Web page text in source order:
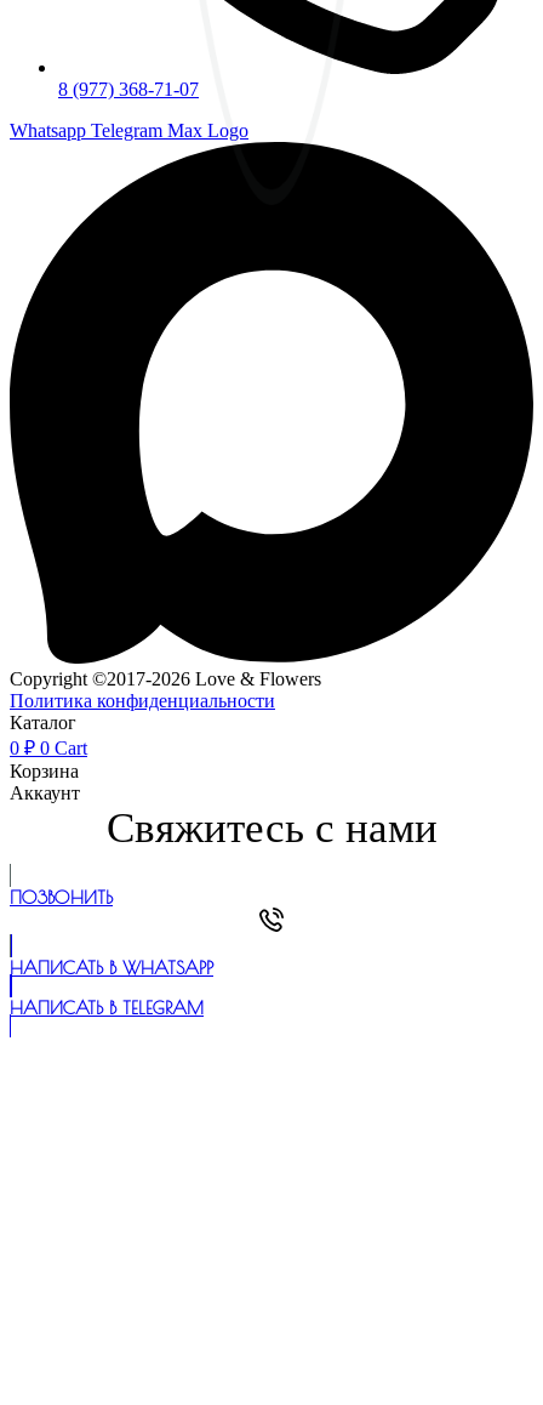
8 (977) 368-71-07
Whatsapp Telegram Max Logo
Copyright ©2017-2026 Love & Flowers
Политика конфиденциальности
Каталог
0 ₽ 0 Cart
Корзина
Аккаунт
Свяжитесь с нами
ПОЗВОНИТЬ
НАПИСАТЬ В WHATSAPP
НАПИСАТЬ В TELEGRAM